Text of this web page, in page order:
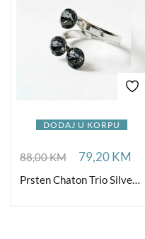
DODAJ U KORPU
88,00KM 79,20KM
Prsten Chaton Trio Silver Night Ag